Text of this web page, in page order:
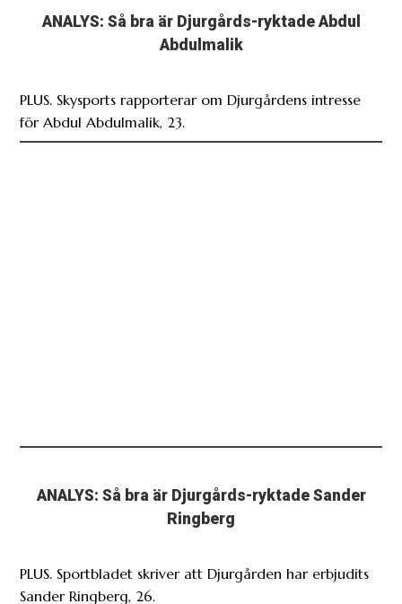
ANALYS: Så bra är Djurgårds-ryktade Abdul
Abdulmalik
PLUS. Skysports rapporterar om Djurgårdens intresse
för Abdul Abdulmalik, 23.
ANALYS: Så bra är Djurgårds-ryktade Sander
Ringberg
PLUS. Sportbladet skriver att Djurgården har erbjudits
Sander Ringberg, 26.